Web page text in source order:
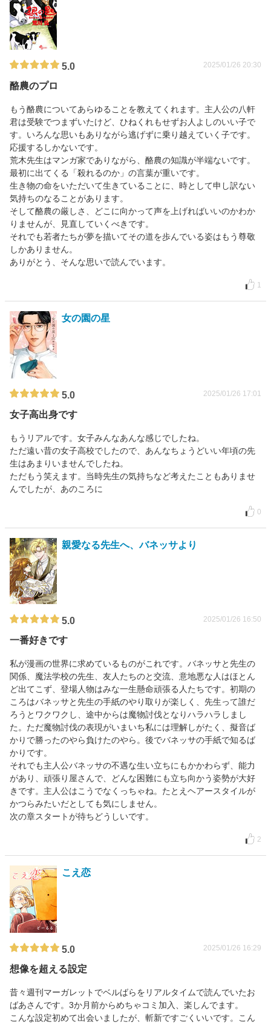
5.0 2025/01/26 20:30
酪農のプロ
もう酪農についてあらゆることを教えてくれます。主人公の八軒
君は受験でつまずいたけど、ひねくれもせずお人よしのいい子で
す。いろんな思いもありながら逃げずに乗り越えていく子です。
応援するしかないです。
荒木先生はマンガ家でありながら、酪農の知識が半端ないです。
最初に出てくる「殺れるのか」の言葉が重いです。
生き物の命をいただいて生きていることに、時として申し訳ない
気持ちのなることがあります。
そして酪農の厳しさ、どこに向かって声を上げればいいのかわか
りませんが、見直していくべきです。
それでも若者たちが夢を描いてその道を歩んでいる姿はもう尊敬
しかありません。
ありがとう、そんな思いで読んでいます。
1
女の園の星
5.0 2025/01/26 17:01
女子高出身です
もうリアルです。女子みんなあんな感じでしたね。
ただ遠い昔の女子高校でしたので、あんなちょうどいい年頃の先
生はあまりいませんでしたね。
ただもう笑えます。当時先生の気持ちなど考えたこともありませ
んでしたが、あのころに
0
親愛なる先生へ、バネッサより
5.0 2025/01/26 16:50
一番好きです
私が漫画の世界に求めているものがこれです。バネッサと先生の
関係、魔法学校の先生、友人たちのと交流、意地悪な人はほとん
ど出てこず、登場人物はみな一生懸命頑張る人たちです。初期の
ころはバネッサと先生の手紙のやり取りが楽しく、先生って誰だ
ろうとワクワクし、途中からは魔物討伐となりハラハラしまし
た。ただ魔物討伐の表現がいまいち私には理解しがたく、擬音ば
かりで勝ったのやら負けたのやら。後でバネッサの手紙で知るば
かりです。
それでも主人公バネッサの不遇な生い立ちにもかかわらず、能力
があり、頑張り屋さんで、どんな困難にも立ち向かう姿勢が大好
きです。主人公はこうでなくっちゃね。たとえヘアースタイルが
かつらみたいだとしても気にしません。
次の章スタートが待ちどうしいです。
2
こえ恋
5.0 2025/01/26 16:29
想像を超える設定
昔々週刊マーガレットでベルばらをリアルタイムで読んでいたお
ばあさんです。3か月前からめちゃコミ加入、楽しんでます。
こんな設定初めて出会いましたが、斬新ですごくいいです。こん